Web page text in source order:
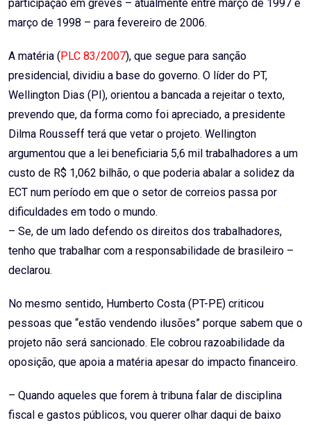
participação em greves – atualmente entre março de 1997 e
março de 1998 – para fevereiro de 2006.
A matéria ( PLC 83/2007), que segue para sanção
presidencial, dividiu a base do governo. O líder do PT,
Wellington Dias (PI), orientou a bancada a rejeitar o texto,
prevendo que, da forma como foi apreciado, a presidente
Dilma Rousseff terá que vetar o projeto. Wellington
argumentou que a lei beneficiaria 5,6 mil trabalhadores a um
custo de R$ 1,062 bilhão, o que poderia abalar a solidez da
ECT num período em que o setor de correios passa por
dificuldades em todo o mundo.
– Se, de um lado defendo os direitos dos trabalhadores,
tenho que trabalhar com a responsabilidade de brasileiro –
declarou.
No mesmo sentido, Humberto Costa (PT-PE) criticou
pessoas que “estão vendendo ilusões” porque sabem que o
projeto não será sancionado. Ele cobrou razoabilidade da
oposição, que apoia a matéria apesar do impacto financeiro.
– Quando aqueles que forem à tribuna falar de disciplina
fiscal e gastos públicos, vou querer olhar daqui de baixo